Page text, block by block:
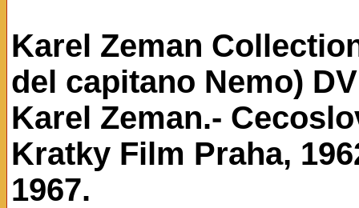
Karel Zeman
del capitano Nemo)
Karel Zeman.-
Kratky Film Praha,
1967.